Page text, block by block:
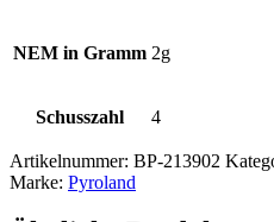
NEM in Gramm 2g
Schusszahl 4
Artikelnummer: BP-213902
Marke: Pyroland